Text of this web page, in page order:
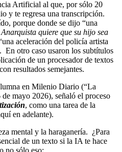
Artificial al que, por sólo 20
y te regresa una transcripción.
porque donde se dijo “una
quiere que su hijo sea
aceleración del policía artista
En otro caso usaron los subtítulos
de un procesador de textos
resultados semejantes.
en Milenio Diario (“La
mayo 2026), señaló el proceso
, como una tarea de la
en adelante).
mental y la haraganería. ¿Para
de un texto si la IA te hace
no sólo eso: